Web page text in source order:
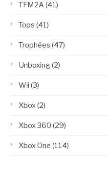
TFM2A(41)
Tops (41)
Trophées (47)
Unboxing(2)
Wii (3)
Xbox(2)
Xbox 360 (29)
Xbox One (114)